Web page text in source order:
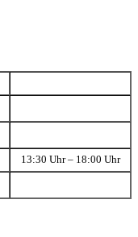
13:30 Uhr – 18:00 Uhr